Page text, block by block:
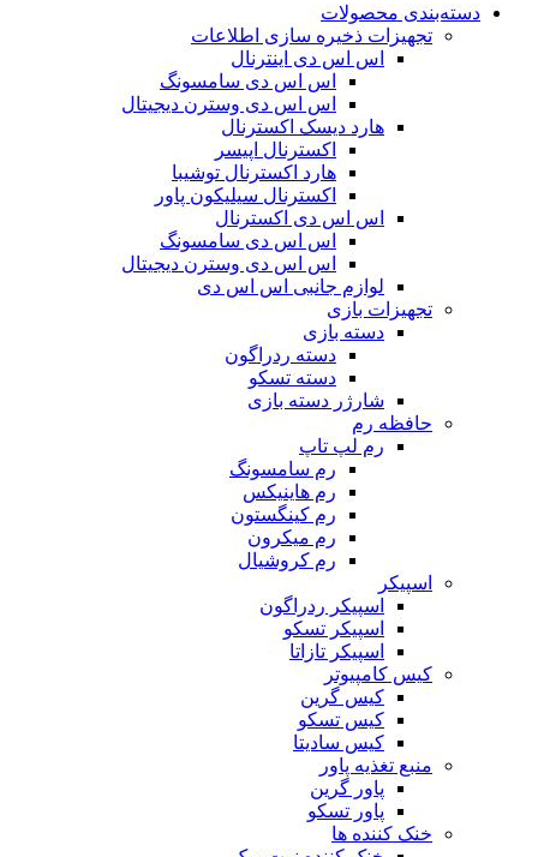
دسته‌بندی محصولات
تجهیزات ذخیره سازی اطلاعات
اس اس دی اینترنال
اس اس دی سامسونگ
اس اس دی وسترن دیجیتال
هارد دیسک اکسترنال
اکسترنال اپیسر
هارد اکسترنال توشیبا
اکسترنال سیلیکون پاور
اس اس دی اکسترنال
اس اس دی سامسونگ
اس اس دی وسترن دیجیتال
لوازم جانبی اس اس دی
تجهیزات بازی
دسته بازی
دسته ردراگون
دسته تسکو
شارژر دسته بازی
حافظه رم
رم لپ تاپ
رم سامسونگ
رم هاینیکس
رم کینگستون
رم میکرون
رم کروشیال
اسپیکر
اسپیکر ردراگون
اسپیکر تسکو
اسپیکر تازاتا
کیس کامپیوتر
کیس گرین
کیس تسکو
کیس سادیتا
منبع تغذیه‌ پاور
پاور گرین
پاور تسکو
خنک کننده ها